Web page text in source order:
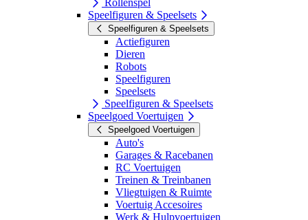
Rollenspel
Speelfiguren & Speelsets
Speelfiguren & Speelsets
Actiefiguren
Dieren
Robots
Speelfiguren
Speelsets
Speelfiguren & Speelsets
Speelgoed Voertuigen
Speelgoed Voertuigen
Auto's
Garages & Racebanen
RC Voertuigen
Treinen & Treinbanen
Vliegtuigen & Ruimte
Voertuig Accesoires
Werk & Hulpvoertuigen